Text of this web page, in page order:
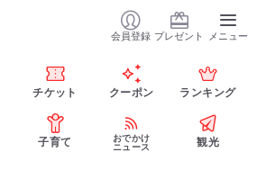
会員登録 プレゼント メニュー
チケット クーポン ランキング
子育て
おでかけ
ニュース
観光